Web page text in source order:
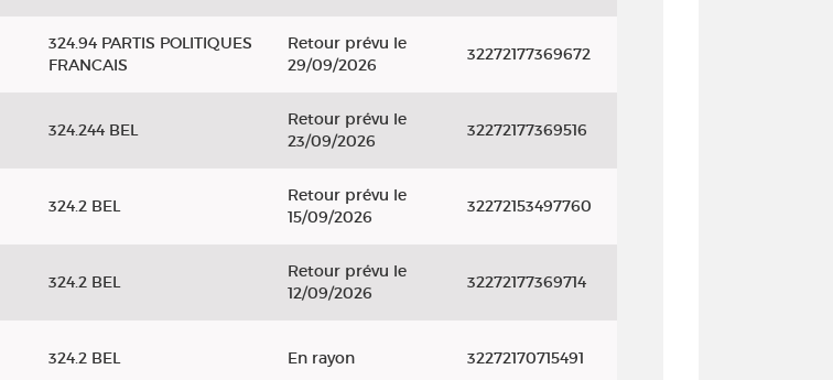
324.94 PARTIS POLITIQUES
FRANCAIS
Retour prévu le
29/09/2026
32272177369672
324.244 BEL
Retour prévu le
23/09/2026
32272177369516
324.2 BEL
Retour prévu le
15/09/2026
32272153497760
324.2 BEL
Retour prévu le
12/09/2026
32272177369714
324.2 BEL En rayon 32272170715491